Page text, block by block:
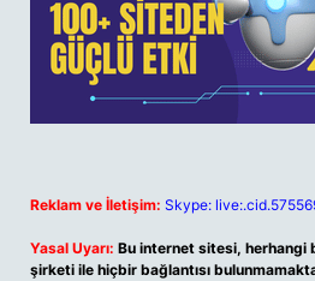
Reklam ve İletişim: Skype:
Yasal Uyarı: Bu internet sitesi, herhangi
şirketi ile hiçbir bağlantısı